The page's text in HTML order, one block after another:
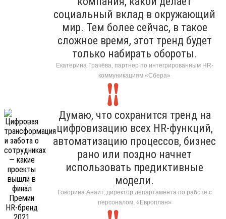
социальный вклад в окружающий
мир. Тем более сейчас, в такое
сложное время, этот тренд будет
только набирать обороты.
Екатерина Грачёва, партнер по интегрированным HR-
коммуникациям «Сбера»
Думаю, что сохранится тренд на
цифровизацию всех HR-функций,
автоматизацию процессов, бизнес
рано или поздно начнет
использовать предиктивные
модели.
Говорина Анаит, директор департамента по работе с
персоналом, «Европлан»